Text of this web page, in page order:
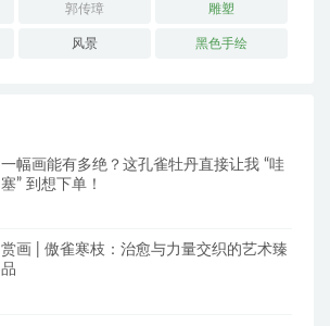
郭传璋 雕塑
风景 黑色手绘
一幅画能有多绝？这孔雀牡丹直接让我 “哇
塞” 到想下单！
赏画 | 傲雀寒枝：治愈与力量交织的艺术臻
品